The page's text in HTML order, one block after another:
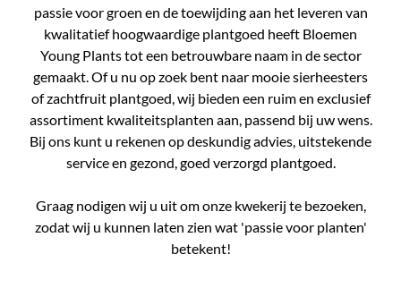
passie voor groen en de toewijding aan het leveren van
kwalitatief hoogwaardige plantgoed heeft Bloemen
Young Plants tot een betrouwbare naam in de sector
gemaakt.Of u nu op zoek bent naar mooie sierheesters
of zachtfruit plantgoed, wij bieden een ruim en exclusief
assortiment kwaliteitsplanten aan, passend bij uw wens.
Bij ons kunt u rekenen op deskundig advies, uitstekende
service en gezond, goed verzorgd plantgoed.
Graag nodigen wij u uit om onze kwekerij te bezoeken,
zodat wij u kunnen laten zien wat 'passie voor planten'
betekent!